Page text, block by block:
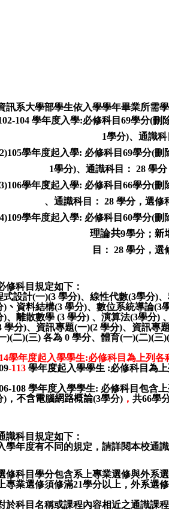
訊系大學部學生依入學學年畢業所需
104 學年度入學:必修科目 69學分(刪
1學分)、通識
學年度起入學: 必修科目 69學分(刪
1學分)、通識科目： 28學
學年度起入學: 必修科目66學分(刪
、通識科目： 28學分，選修
學年度起入學: 必修科目60學分(刪
理論共9學分；新
目： 28學分，選
修科目規定如下：
式設計(一)(3學分)、線性代數(3學分)
) 、 資料結構(3學分)、數位系統導論(3
)、離散數學 (3學分) 、演算法(3學分)
學分)、資訊專題(一)(2學分)、資訊專
)(二)(三)各為 0學分、體育(一)(二)(三)(
學年度起入學學生:必修科目為上列各
-113 學年度起入學學生 :必修科目為
108學年度入學學生: 必修科目包含
) ，不含電腦網路概論(3學分) ，共66學
識科目規定如下：
學年度有不同的規定，請詳閱本校通識
修科目學分包含系上專業選修與外系選
專業選修須修滿21學分以上，外系選
於科目名稱或課程內容相近之通識課